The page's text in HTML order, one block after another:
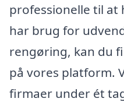
professionelle til at
har brug for
rengøring, kan du
på vores platform.
firmaer under ét